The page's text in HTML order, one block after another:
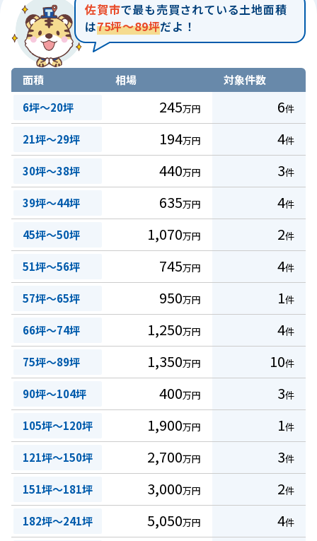
佐賀市で最も売買されている土地面積
は75坪～89坪だよ！
面積 相場
対象件数
6坪～20坪
245万円 6件
21坪～29坪 194万円 4件
30坪～38坪 440万円 3件
39坪～44坪 635万円 4件
45坪～50坪 1,070万円 2件
51坪～56坪 745万円 4件
57坪～65坪 950万円 1件
66坪～74坪 1,250万円 4件
75坪～89坪 1,350万円 10件
90坪～104坪 400万円 3件
105坪～120坪 1,900万円 1件
121坪～150坪 2,700万円 3件
151坪～181坪 3,000万円 2件
182坪～241坪 5,050万円 4件